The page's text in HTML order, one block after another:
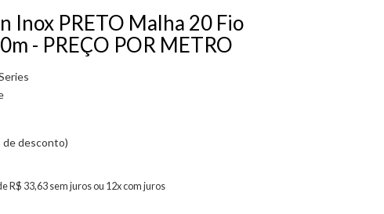
Inox PRETO Malha 20 Fio
- PREÇO POR METRO
R$ 33,63 sem juros ou 12x com juros
de desconto)